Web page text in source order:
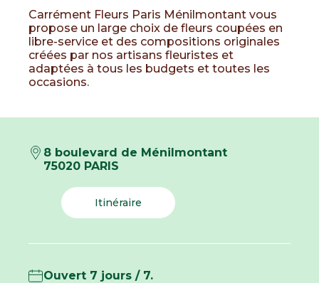
Carrément Fleurs Paris Ménilmontant vous
propose un large choix de fleurs coupées en
libre-service et des compositions originales
créées par nos artisans fleuristes et
adaptées à tous les budgets et toutes les
occasions.
8 boulevard de Ménilmontant
75020 PARIS
Itinéraire
Ouvert 7 jours / 7.